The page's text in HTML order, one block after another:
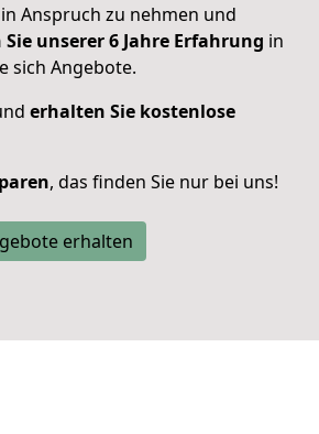
Anspruch zu nehmen und
unserer 6 Jahre Erfahrung in
sich Angebote.
erhalten Sie kostenlose
, das finden Sie nur bei uns!
erhalten